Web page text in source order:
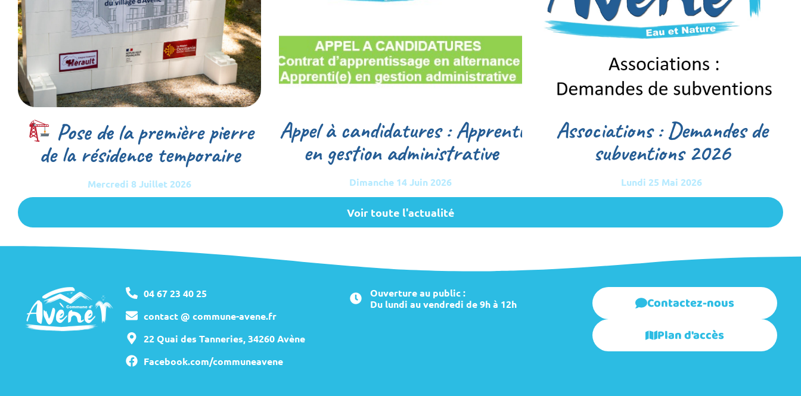
Pose de la première pierre
de la résidence temporaire
Mercredi 8 Juillet 2026
Appel à candidatures : Apprenti
en gestion administrative
Dimanche 14 Juin 2026
Associations : Demandes de
subventions 2026
Lundi 25 Mai 2026
Voir toute l'actualité
04 67 23 40 25
contact @ commune-avene.fr
22 Quai des Tanneries, 34260 Avène
Facebook.com/communeavene
Ouverture au public :
Du lundi au vendredi de 9h à 12h
Contactez-nous
Plan d'accès